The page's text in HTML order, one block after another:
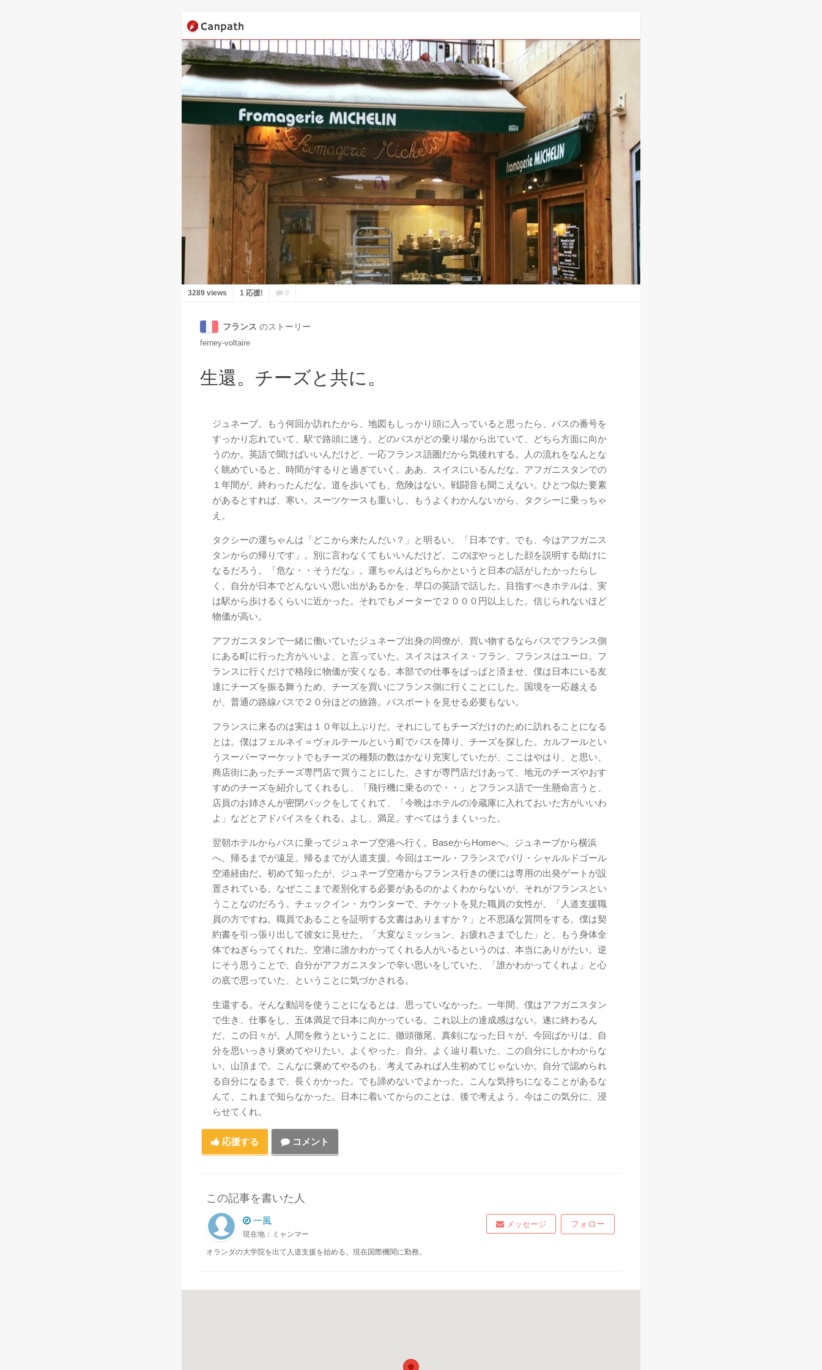
3289 views 1 応援! 0
フランス のストーリー
ferney-voltaire
生還。チーズと共に。
ジュネーブ。もう何回か訪れたから、地図もしっかり頭に入っていると思ったら、バスの番号を
すっかり忘れていて、駅で路頭に迷う。どのバスがどの乗り場から出ていて、どちら方面に向か
うのか。英語で聞けばいいんだけど、一応フランス語圏だから気後れする。人の流れをなんとな
く眺めていると、時間がするりと過ぎていく。ああ、スイスにいるんだな。アフガニスタンでの
１年間が、終わったんだな。道を歩いても、危険はない。戦闘音も聞こえない。ひとつ似た要素
があるとすれば、寒い。スーツケースも重いし、もうよくわかんないから、タクシーに乗っちゃ
え。
タクシーの運ちゃんは「どこから来たんだい？」と明るい。「日本です。でも、今はアフガニス
タンからの帰りです」。別に言わなくてもいいんだけど、このぼやっとした顔を説明する助けに
なるだろう。「危な・・そうだな」。運ちゃんはどちらかというと日本の話がしたかったらし
く、自分が日本でどんないい思い出があるかを、早口の英語で話した。目指すべきホテルは、実
は駅から歩けるくらいに近かった。それでもメーターで２０００円以上した。信じられないほど
物価が高い。
アフガニスタンで一緒に働いていたジュネーブ出身の同僚が、買い物するならバスでフランス側
にある町に行った方がいいよ、と言っていた。スイスはスイス・フラン、フランスはユーロ。フ
ランスに行くだけで格段に物価が安くなる。本部での仕事をぱっぱと済ませ、僕は日本にいる友
達にチーズを振る舞うため、チーズを買いにフランス側に行くことにした。国境を一応越える
が、普通の路線バスで２０分ほどの旅路。パスポートを見せる必要もない。
フランスに来るのは実は１０年以上ぶりだ。それにしてもチーズだけのために訪れることになる
とは。僕はフェルネイ＝ヴォルテールという町でバスを降り、チーズを探した。カルフールとい
うスーパーマーケットでもチーズの種類の数はかなり充実していたが、ここはやはり、と思い、
商店街にあったチーズ専門店で買うことにした。さすが専門店だけあって、地元のチーズやおす
すめのチーズを紹介してくれるし、「飛行機に乗るので・・」とフランス語で一生懸命言うと、
店員のお姉さんが密閉パックをしてくれて、「今晩はホテルの冷蔵庫に入れておいた方がいいわ
よ」などとアドバイスをくれる。よし、満足。すべてはうまくいった。
翌朝ホテルからバスに乗ってジュネーブ空港へ行く。BaseからHomeへ。ジュネーブから横浜
へ。帰るまでが遠足。帰るまでが人道支援。今回はエール・フランスでパリ・シャルルドゴール
空港経由だ。初めて知ったが、ジュネーブ空港からフランス行きの便には専用の出発ゲートが設
置されている。なぜここまで差別化する必要があるのかよくわからないが、それがフランスとい
うことなのだろう。チェックイン・カウンターで、チケットを見た職員の女性が、「人道支援職
員の方ですね。職員であることを証明する文書はありますか？」と不思議な質問をする。僕は契
約書を引っ張り出して彼女に見せた。「大変なミッション、お疲れさまでした」と、もう身体全
体でねぎらってくれた。空港に誰かわかってくれる人がいるというのは、本当にありがたい。逆
にそう思うことで、自分がアフガニスタンで辛い思いをしていた、「誰かわかってくれよ」と心
の底で思っていた、ということに気づかされる。
生還する。そんな動詞を使うことになるとは、思っていなかった。一年間、僕はアフガニスタン
で生き、仕事をし、五体満足で日本に向かっている。これ以上の達成感はない。遂に終わるん
だ、この日々が。人間を救うということに、徹頭徹尾、真剣になった日々が。今回ばかりは、自
分を思いっきり褒めてやりたい。よくやった、自分。よく辿り着いた、この自分にしかわからな
い、山頂まで。こんなに褒めてやるのも、考えてみれば人生初めてじゃないか。自分で認められ
る自分になるまで、長くかかった。でも諦めないでよかった。こんな気持ちになることがあるな
んて、これまで知らなかった。日本に着いてからのことは、後で考えよう。今はこの気分に、浸
らせてくれ。
応援する コメント
この記事を書いた人
一風
現在地：ミャンマー
オランダの大学院を出て人道支援を始める。現在国際機関に勤務。
メッセージ フォロー